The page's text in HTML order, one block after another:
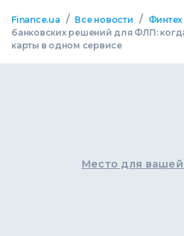
Finance.ua / Все новости /
банковских решений для ФЛП:
карты в одном сервисе
Место для